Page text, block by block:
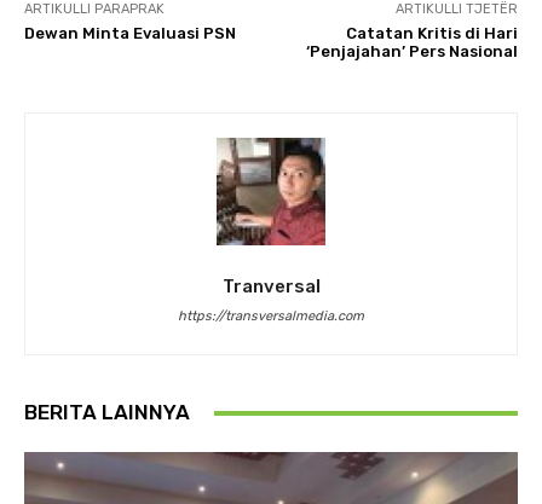
ARTIKULLI PARAPRAK
Dewan Minta Evaluasi PSN
ARTIKULLI TJETËR
Catatan Kritis di Hari
‘Penjajahan’ Pers Nasional
Tranversal
https://transversalmedia.com
BERITA LAINNYA